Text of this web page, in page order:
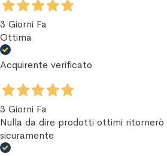
3 Giorni Fa
Ottima
Acquirente verificato
3 Giorni Fa
Nulla da dire prodotti ottimi
sicuramente